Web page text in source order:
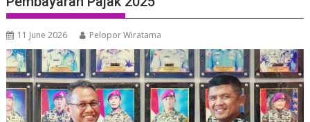
11 June 2026 Pelopor Wiratama